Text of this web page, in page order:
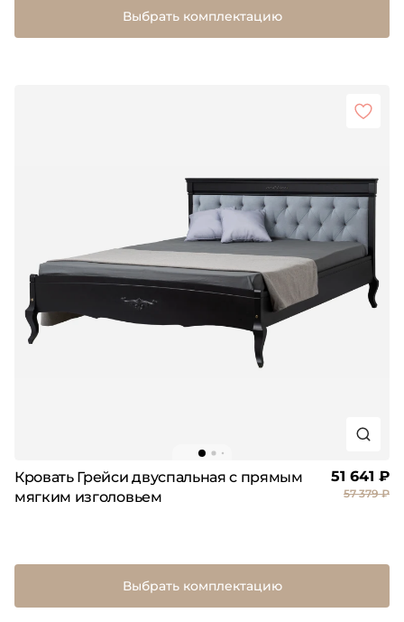
Выбрать комплектацию
Кровать Грейси двуспальная с прямым
мягким изголовьем
51 641 ₽
57 379 ₽
Выбрать комплектацию